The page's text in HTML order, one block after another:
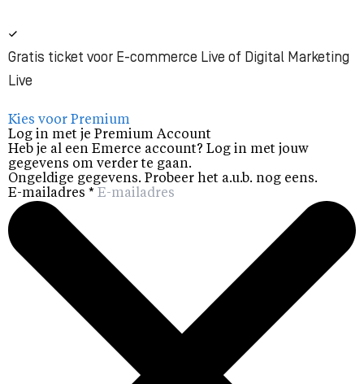
Gratis ticket voor E-commerce Live of Digital Marketing
Live
Kies voor Premium
Log in met je Premium Account
Heb je al een Emerce account? Log in met jouw
gegevens om verder te gaan.
Ongeldige gegevens. Probeer het a.u.b. nog eens.
E-mailadres *